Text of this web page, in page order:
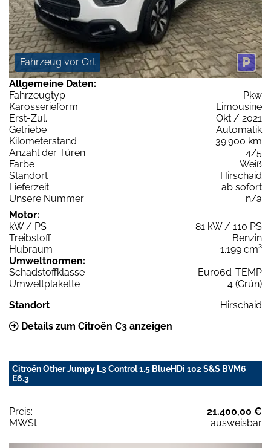
Fahrzeug vor Ort
Allgemeine Daten:
Fahrzeugtyp
Pkw
Karosserieform
Limousine
Erst-Zul.
Okt / 2021
Getriebe
Automatik
Kilometerstand
39.900 km
Anzahl der Türen
4/5
Farbe
Weiß
Standort
Hirschaid
Lieferzeit
ab sofort
Unsere Nummer
n/a
Motor:
kW / PS
81 kW / 110 PS
Treibstoff
Benzin
Hubraum
1.199 cm³
Umweltnormen:
Schadstoffklasse
Euro6d-TEMP
Umweltplakette
4 (Grün)
Standort
Hirschaid
Details zum Citroën C3 anzeigen
Citroën Other Jumpy L3 Control 1.5 BlueHDi 102 S&S BVM6
E6.3
Preis:
21.400,00 €
MWSt:
ausweisbar